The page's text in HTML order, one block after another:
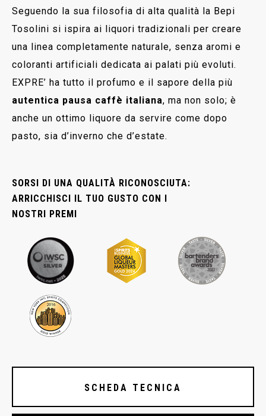
Seguendo la sua filosofia di alta qualità la Bepi
Tosolini si ispira ai liquori tradizionali per creare
una linea completamente naturale, senza aromi e
coloranti artificiali dedicata ai palati più evoluti.
EXPRE’ ha tutto il profumo e il sapore della più
autentica pausa caffè italiana, ma non solo; è
anche un ottimo liquore da servire come dopo
pasto, sia d’inverno che d’estate.
SORSI DI UNA QUALITÀ RICONOSCIUTA:
ARRICCHISCI IL TUO GUSTO CON I
NOSTRI PREMI
SCHEDA TECNICA